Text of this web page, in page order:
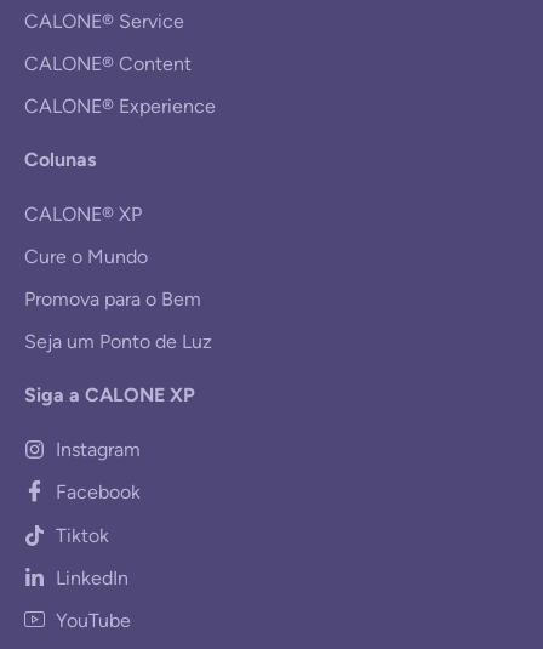
CALONE® Service
CALONE® Content
CALONE® Experience
Colunas
CALONE® XP
Cure o Mundo
Promova para o Bem
Seja um Ponto de Luz
Siga a CALONE XP
Instagram
Facebook
Tiktok
LinkedIn
YouTube